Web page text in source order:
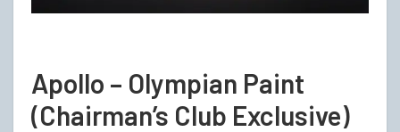
Apollo – Olympian Paint
(Chairman’s Club Exclusive)